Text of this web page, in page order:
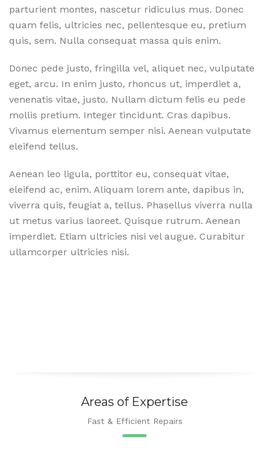
parturient montes, nascetur ridiculus mus. Donec
quam felis, ultricies nec, pellentesque eu, pretium
quis, sem. Nulla consequat massa quis enim.
Donec pede justo, fringilla vel, aliquet nec, vulputate
eget, arcu. In enim justo, rhoncus ut, imperdiet a,
venenatis vitae, justo. Nullam dictum felis eu pede
mollis pretium. Integer tincidunt. Cras dapibus.
Vivamus elementum semper nisi. Aenean vulputate
eleifend tellus.
Aenean leo ligula, porttitor eu, consequat vitae,
eleifend ac, enim. Aliquam lorem ante, dapibus in,
viverra quis, feugiat a, tellus. Phasellus viverra nulla
ut metus varius laoreet. Quisque rutrum. Aenean
imperdiet. Etiam ultricies nisi vel augue. Curabitur
ullamcorper ultricies nisi.
Areas of Expertise
Fast & Efficient Repairs